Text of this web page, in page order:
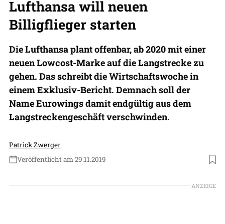
Lufthansa will neuen
Billigflieger starten
Die Lufthansa plant offenbar, ab 2020 mit einer
neuen Lowcost-Marke auf die Langstrecke zu
gehen. Das schreibt die Wirtschaftswoche in
einem Exklusiv-Bericht. Demnach soll der
Name Eurowings damit endgültig aus dem
Langstreckengeschäft verschwinden.
Patrick Zwerger
Veröffentlicht am 29.11.2019
Foto: Eurowings
ANZEIGE